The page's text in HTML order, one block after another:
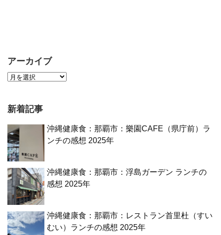
アーカイブ
新着記事
沖縄健康食：那覇市：樂園CAFE（県庁前）ラ
ンチの感想 2025年
沖縄健康食：那覇市：浮島ガーデン ランチの
感想 2025年
沖縄健康食：那覇市：レストラン首里杜（すい
むい）ランチの感想 2025年